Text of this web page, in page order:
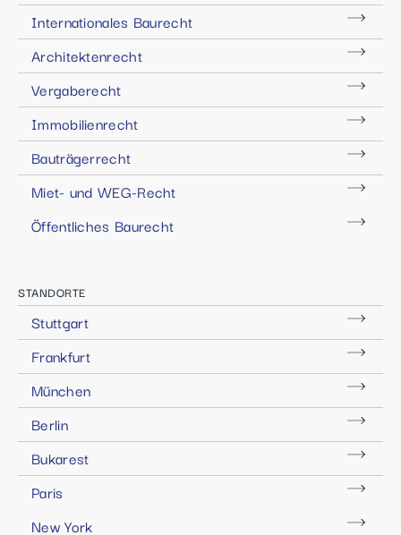
Internationales Baurecht
Architektenrecht
Vergaberecht
Immobilienrecht
Bauträgerrecht
Miet- und WEG-Recht
Öffentliches Baurecht
STANDORTE
Stuttgart
Frankfurt
München
Berlin
Bukarest
Paris
New York